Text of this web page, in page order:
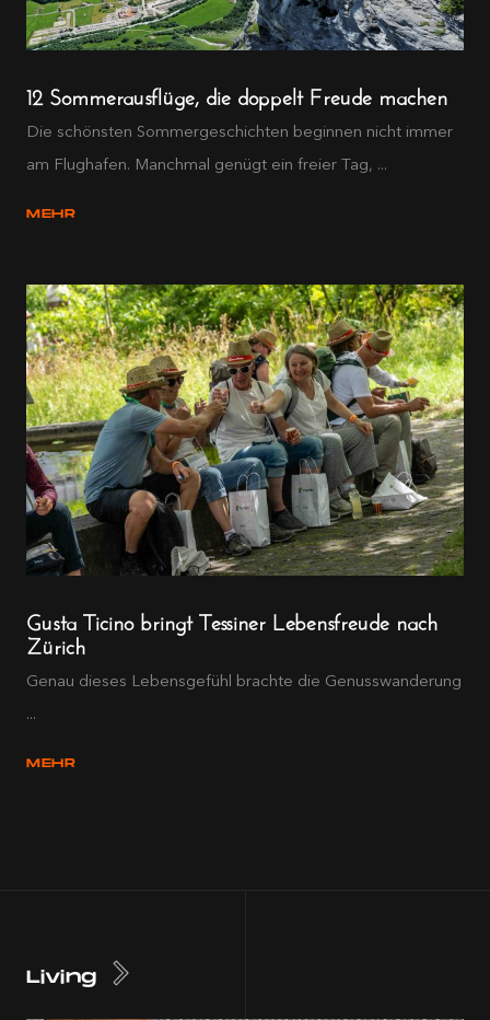
12 Sommerausflüge, die doppelt Freude machen
Die schönsten Sommergeschichten beginnen nicht immer
am Flughafen. Manchmal genügt ein freier Tag, ...
MEHR
Gusta Ticino bringt Tessiner Lebensfreude nach
Zürich
Genau dieses Lebensgefühl brachte die Genusswanderung
...
MEHR
Living